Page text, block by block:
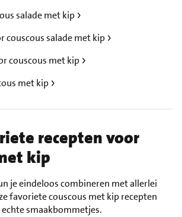
salade met kip
couscous salade met kip
couscous met kip
met kip
recepten voor
kip
je eindeloos combineren met allerlei
favoriete couscous met kip recepten
smaakbommetjes.